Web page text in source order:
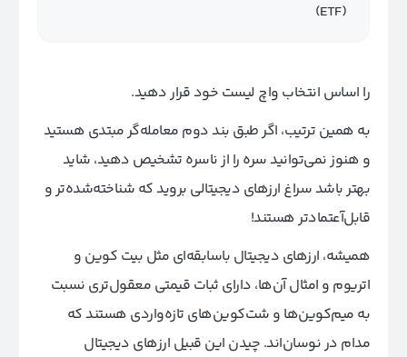
(ETF)
را اساس انتخاب واچ لیست خود قرار دهید.
به همین ترتیب، اگر طبق بند دوم معامله‌گر مبتدی هستید
و هنوز نمی‌توانید سره را از ناسره تشخیص دهید، شاید
بهتر باشد سراغ ارزهای دیجیتالی بروید که شناخته‌شده‌تر و
قابل‌آعتمادتر هستند!
همیشه، ارزهای دیجیتال باسابقه‌ای مثل بیت کوین و
اتریوم و امثال آن‌ها، دارای ثبات قیمتی معقول‌تری نسبت
به میم‌کوین‌ها و شت‌کوین‌های تازه‌واردی هستند که
مدام در نوسان‌اند. چیدن این قبیل ارزهای دیجیتال